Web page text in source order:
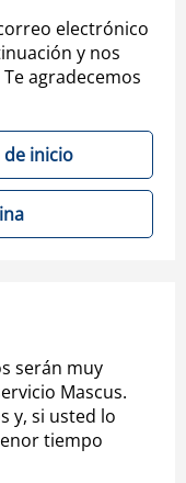
electrónico
y nos
agradecemos
de inicio
serán muy
Mascus.
y, si usted lo
tiempo